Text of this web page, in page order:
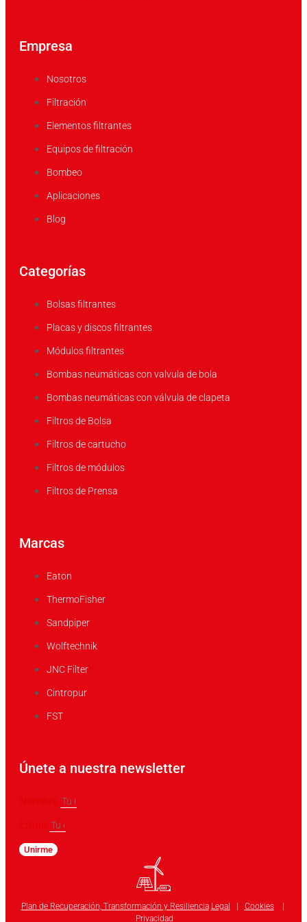
Empresa
Nosotros
Filtración
Elementos filtrantes
Equipos de filtración
Bombeo
Aplicaciones
Blog
Categorías
Bolsas filtrantes
Placas y discos filtrantes
Módulos filtrantes
Bombas neumáticas con valvula de bola
Bombas neumáticas con válvula de clapeta
Filtros de Bolsa
Filtros de cartucho
Filtros de módulos
Filtros de Prensa
Marcas
Eaton
ThermoFisher
Sandpiper
Wolftechnik
JNC Filter
Cintropur
FST
Únete a nuestra newsletter
Unirme
Plan de Recuperación, Transformación y Resiliencia Legal | Cookies|
Privacidad